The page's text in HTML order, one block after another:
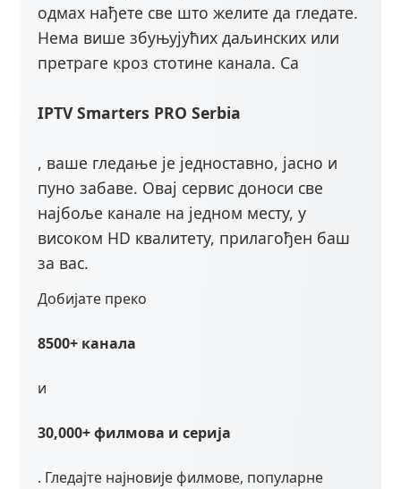
одмах нађете све што желите да гледате.
Нема више збуњујућих даљинских или
претраге кроз стотине канала. Са
IPTV Smarters PRO Serbia
, ваше гледање је једноставно, јасно и
пуно забаве. Овај сервис доноси све
најбоље канале на једном месту, у
високом HD квалитету, прилагођен баш
за вас.
Добијате преко
8500+ канала
и
30,000+ филмова и серија
. Гледајте најновије филмове, популарне